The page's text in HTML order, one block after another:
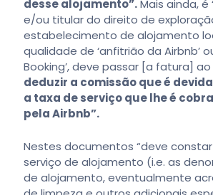
desse alojamento”.Mais ainda, é
e/ou titular do direito de
estabelecimento de alojamento
qualidade de ‘anfitrião da Airbnb’
Booking’, deve passar [a fatura]
deduzir a comissão que é
a taxa de serviço que lhe é
pela Airbnb”.
Nestes documentos “deve
serviço de alojamento (i.e. as
de alojamento, eventualmente